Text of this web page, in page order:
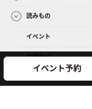
イベント予約
読みもの
イベント
お問合せ